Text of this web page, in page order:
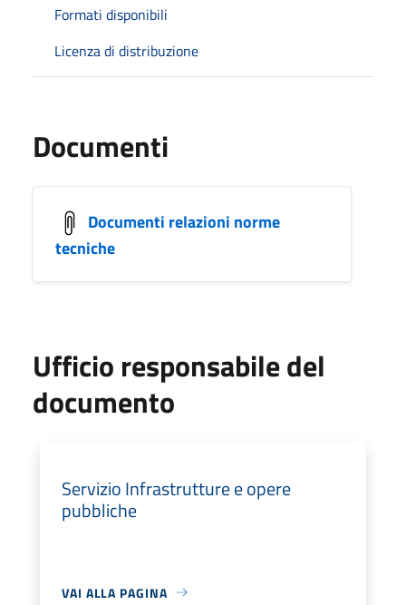
Formati disponibili
Licenza di distribuzione
Documenti
Documenti relazioni norme
tecniche
Ufficio responsabile del
documento
Servizio Infrastrutture e opere
pubbliche
VAI ALLA PAGINA